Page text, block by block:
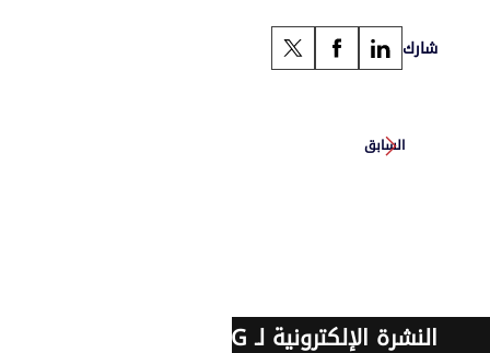
شارك
السابق
النشرة الإلكترونية لـ G